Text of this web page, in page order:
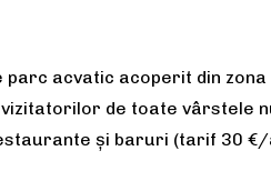
parc acvatic acoperit din
de toate vârstele
și baruri (tarif 30